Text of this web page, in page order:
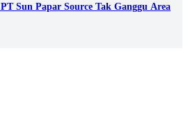
Sun Papar Source Tak Ganggu Area